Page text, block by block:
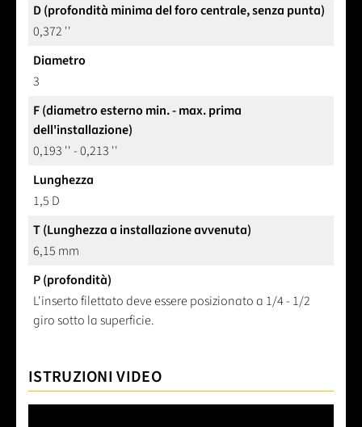
D (profondità minima del foro centrale, senza punta)
0,372 ''
Diametro
3
F (diametro esterno min. - max. prima
dell'installazione)
0,193 '' - 0,213 ''
Lunghezza
1,5 D
T (Lunghezza a installazione avvenuta)
6,15 mm
P (profondità)
L'inserto filettato deve essere posizionato a 1/4 - 1/2
giro sotto la superficie.
ISTRUZIONI VIDEO